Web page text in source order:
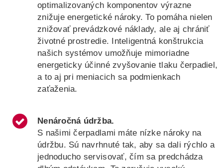
optimalizovaných komponentov výrazne
znižuje energetické nároky. To pomáha nielen
znižovať prevádzkové náklady, ale aj chrániť
životné prostredie. Inteligentná konštrukcia
našich systémov umožňuje mimoriadne
energeticky účinné zvyšovanie tlaku čerpadiel,
a to aj pri meniacich sa podmienkach
zaťaženia.
Nenáročná údržba.
S našimi čerpadlami máte nízke nároky na
údržbu. Sú navrhnuté tak, aby sa dali rýchlo a
jednoducho servisovať, čím sa predchádza